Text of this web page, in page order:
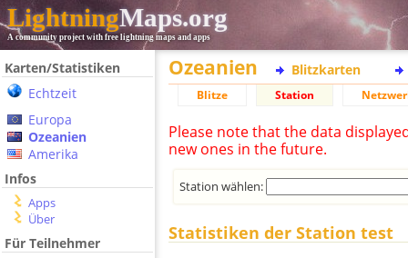
LightningMaps.org
A community project with free lightning maps and apps
Karten/Statistiken
Echtzeit
Europa
Ozeanien
Amerika
Infos
Apps
Über
Für Teilnehmer
Ozeanien Blitzkarten
Blitze Station
Please note that the data
new ones in the future.
Station wählen:
Statistiken der Station test